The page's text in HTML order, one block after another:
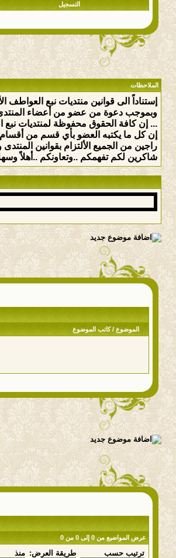
التسجيل
الملاحظات
إستناداً الى قوانين منتديات نبع العواطف
وبموجب دعوة من عضو من أعضاء
... إن كافة الحقوق محفوظة لمنتديات نبع
إن كل ما يكتبه العضو بأي قسم من أقسام
راجين من الجميع الألتزام بقوانين
شاكرين لكم تفهمكم ..وتعاونكم ..أهلاً
الموضوع /كاتب الموضوع
عرض المواضيع من 0 إلى 0 من 0
ترتيب حسب طريقة العرض: منذ